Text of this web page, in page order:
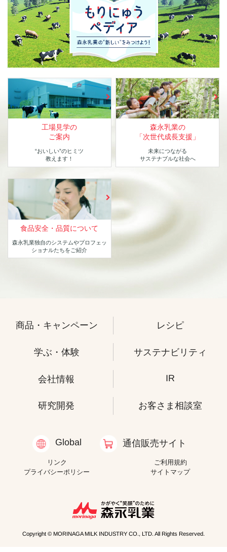
工場見学の
ご案内
“おいしい”のヒミツ
教えます！
森永乳業の
「次世代成長支援」
未来につながる
サステナブルな社会へ
食品安全・品質について
森永乳業独自のシステムやプロフェッ
ショナルたちをご紹介
商品・キャンペーン レシピ
学ぶ・体験 サステナビリティ
会社情報 IR
研究開発 お客さま相談室
Global 通信販売サイト
リンク
ご利用規約
プライバシーポリシー
サイトマップ
Copyright © MORINAGA MILK INDUSTRY CO., LTD. All Rights Reserved.